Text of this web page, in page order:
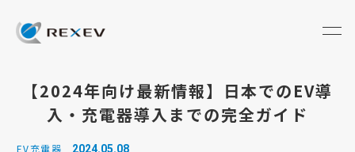
【2024年向け最新情報】日本でのEV導
入・充電器導入までの完全ガイド
EV充電器 2024.05.08